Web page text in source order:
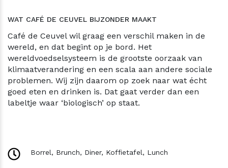
WAT CAFÉ DE CEUVEL BIJZONDER MAAKT
Café de Ceuvel wil graag een verschil maken in de
wereld, en dat begint op je bord. Het
wereldvoedselsysteem is de grootste oorzaak van
klimaatverandering en een scala aan andere sociale
problemen. Wij zijn daarom op zoek naar wat écht
goed eten en drinken is. Dat gaat verder dan een
labeltje waar ‘biologisch’ op staat.
Borrel, Brunch, Diner, Koffietafel, Lunch